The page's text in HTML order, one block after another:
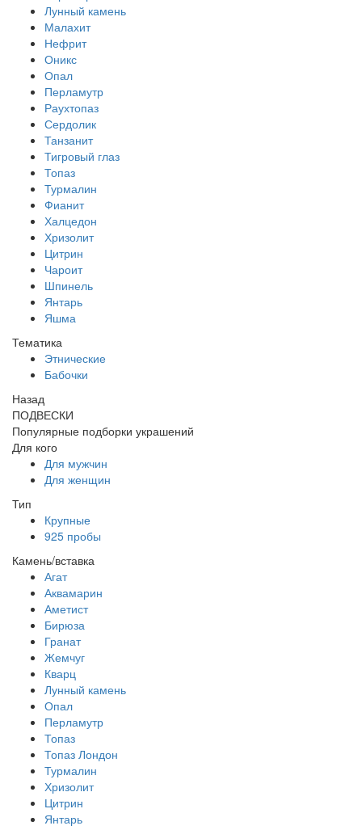
Лунный камень
Малахит
Нефрит
Оникс
Опал
Перламутр
Раухтопаз
Сердолик
Танзанит
Тигровый глаз
Топаз
Турмалин
Фианит
Халцедон
Хризолит
Цитрин
Чароит
Шпинель
Янтарь
Яшма
Тематика
Этнические
Бабочки
Назад
ПОДВЕСКИ
Популярные подборки украшений
Для кого
Для мужчин
Для женщин
Тип
Крупные
925 пробы
Камень/вставка
Агат
Аквамарин
Аметист
Бирюза
Гранат
Жемчуг
Кварц
Лунный камень
Опал
Перламутр
Топаз
Топаз Лондон
Турмалин
Хризолит
Цитрин
Янтарь